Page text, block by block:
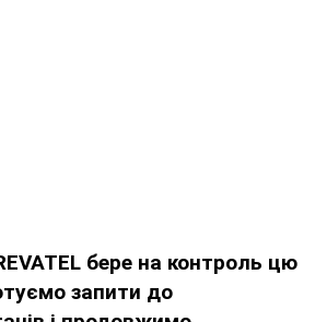
бере на контроль цю
запити до